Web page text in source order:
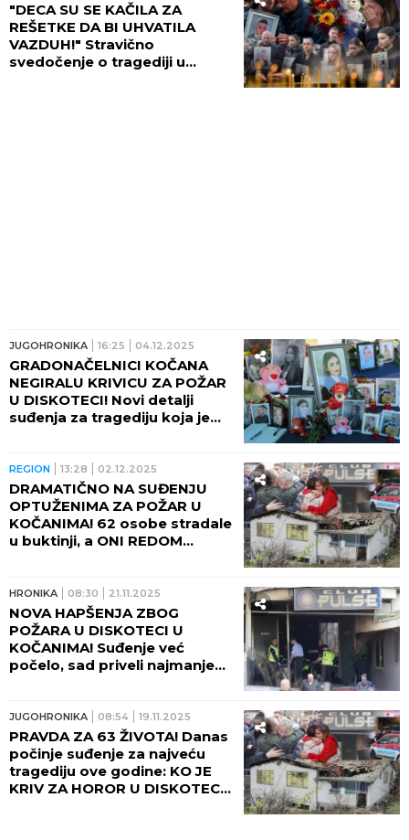
"DECA SU SE KAČILA ZA
REŠETKE DA BI UHVATILA
VAZDUH!" Stravično
svedočenje o tragediji u
JUGOHRONIKA 16:25 04.12.2025
GRADONAČELNICI KOČANA
NEGIRALU KRIVICU ZA POŽAR
U DISKOTECI! Novi detalji
suđenja za tragediju koja je
REGION 13:28 02.12.2025
DRAMATIČNO NA SUĐENJU
OPTUŽENIMA ZA POŽAR U
KOČANIMA! 62 osobe stradale
u buktinji, a ONI REDOM
HRONIKA 08:30 21.11.2025
NOVA HAPŠENJA ZBOG
POŽARA U DISKOTECI U
KOČANIMA! Suđenje već
počelo, sad priveli najmanje
JUGOHRONIKA 08:54 19.11.2025
PRAVDA ZA 63 ŽIVOTA! Danas
počinje suđenje za najveću
tragediju ove godine: KO JE
KRIV ZA HOROR U DISKOTECI